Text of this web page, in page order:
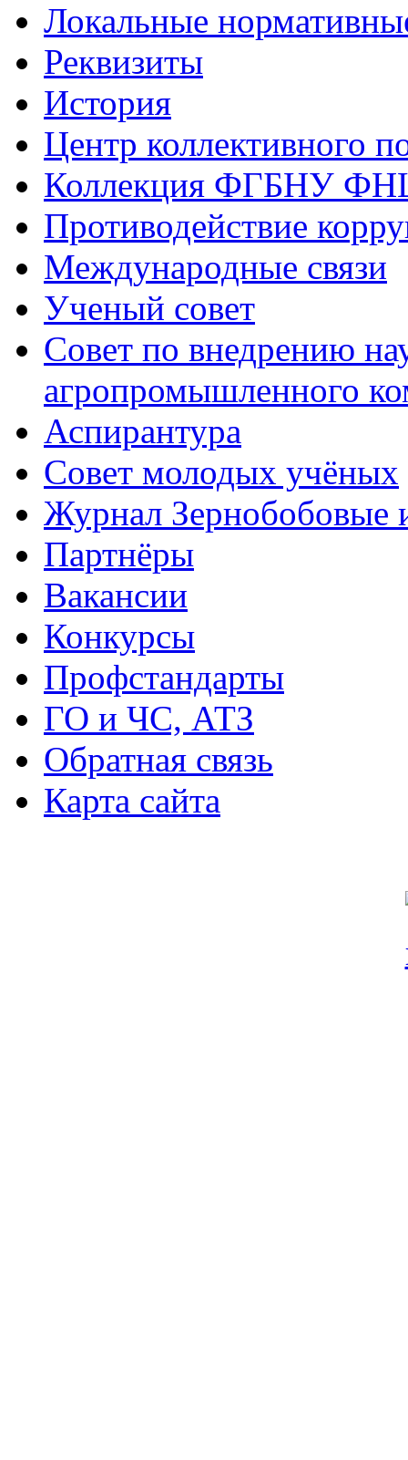
Локальные
Реквизиты
История
Центр коллективного
Коллекция ФГБНУ
Противодействие
Международные связи
Ученый совет
Совет по внедрению
агропромышленного
Аспирантура
Совет молодых учёных
Журнал Зернобобовые
Партнёры
Вакансии
Конкурсы
Профстандарты
ГО и ЧС, АТЗ
Обратная связь
Карта сайта